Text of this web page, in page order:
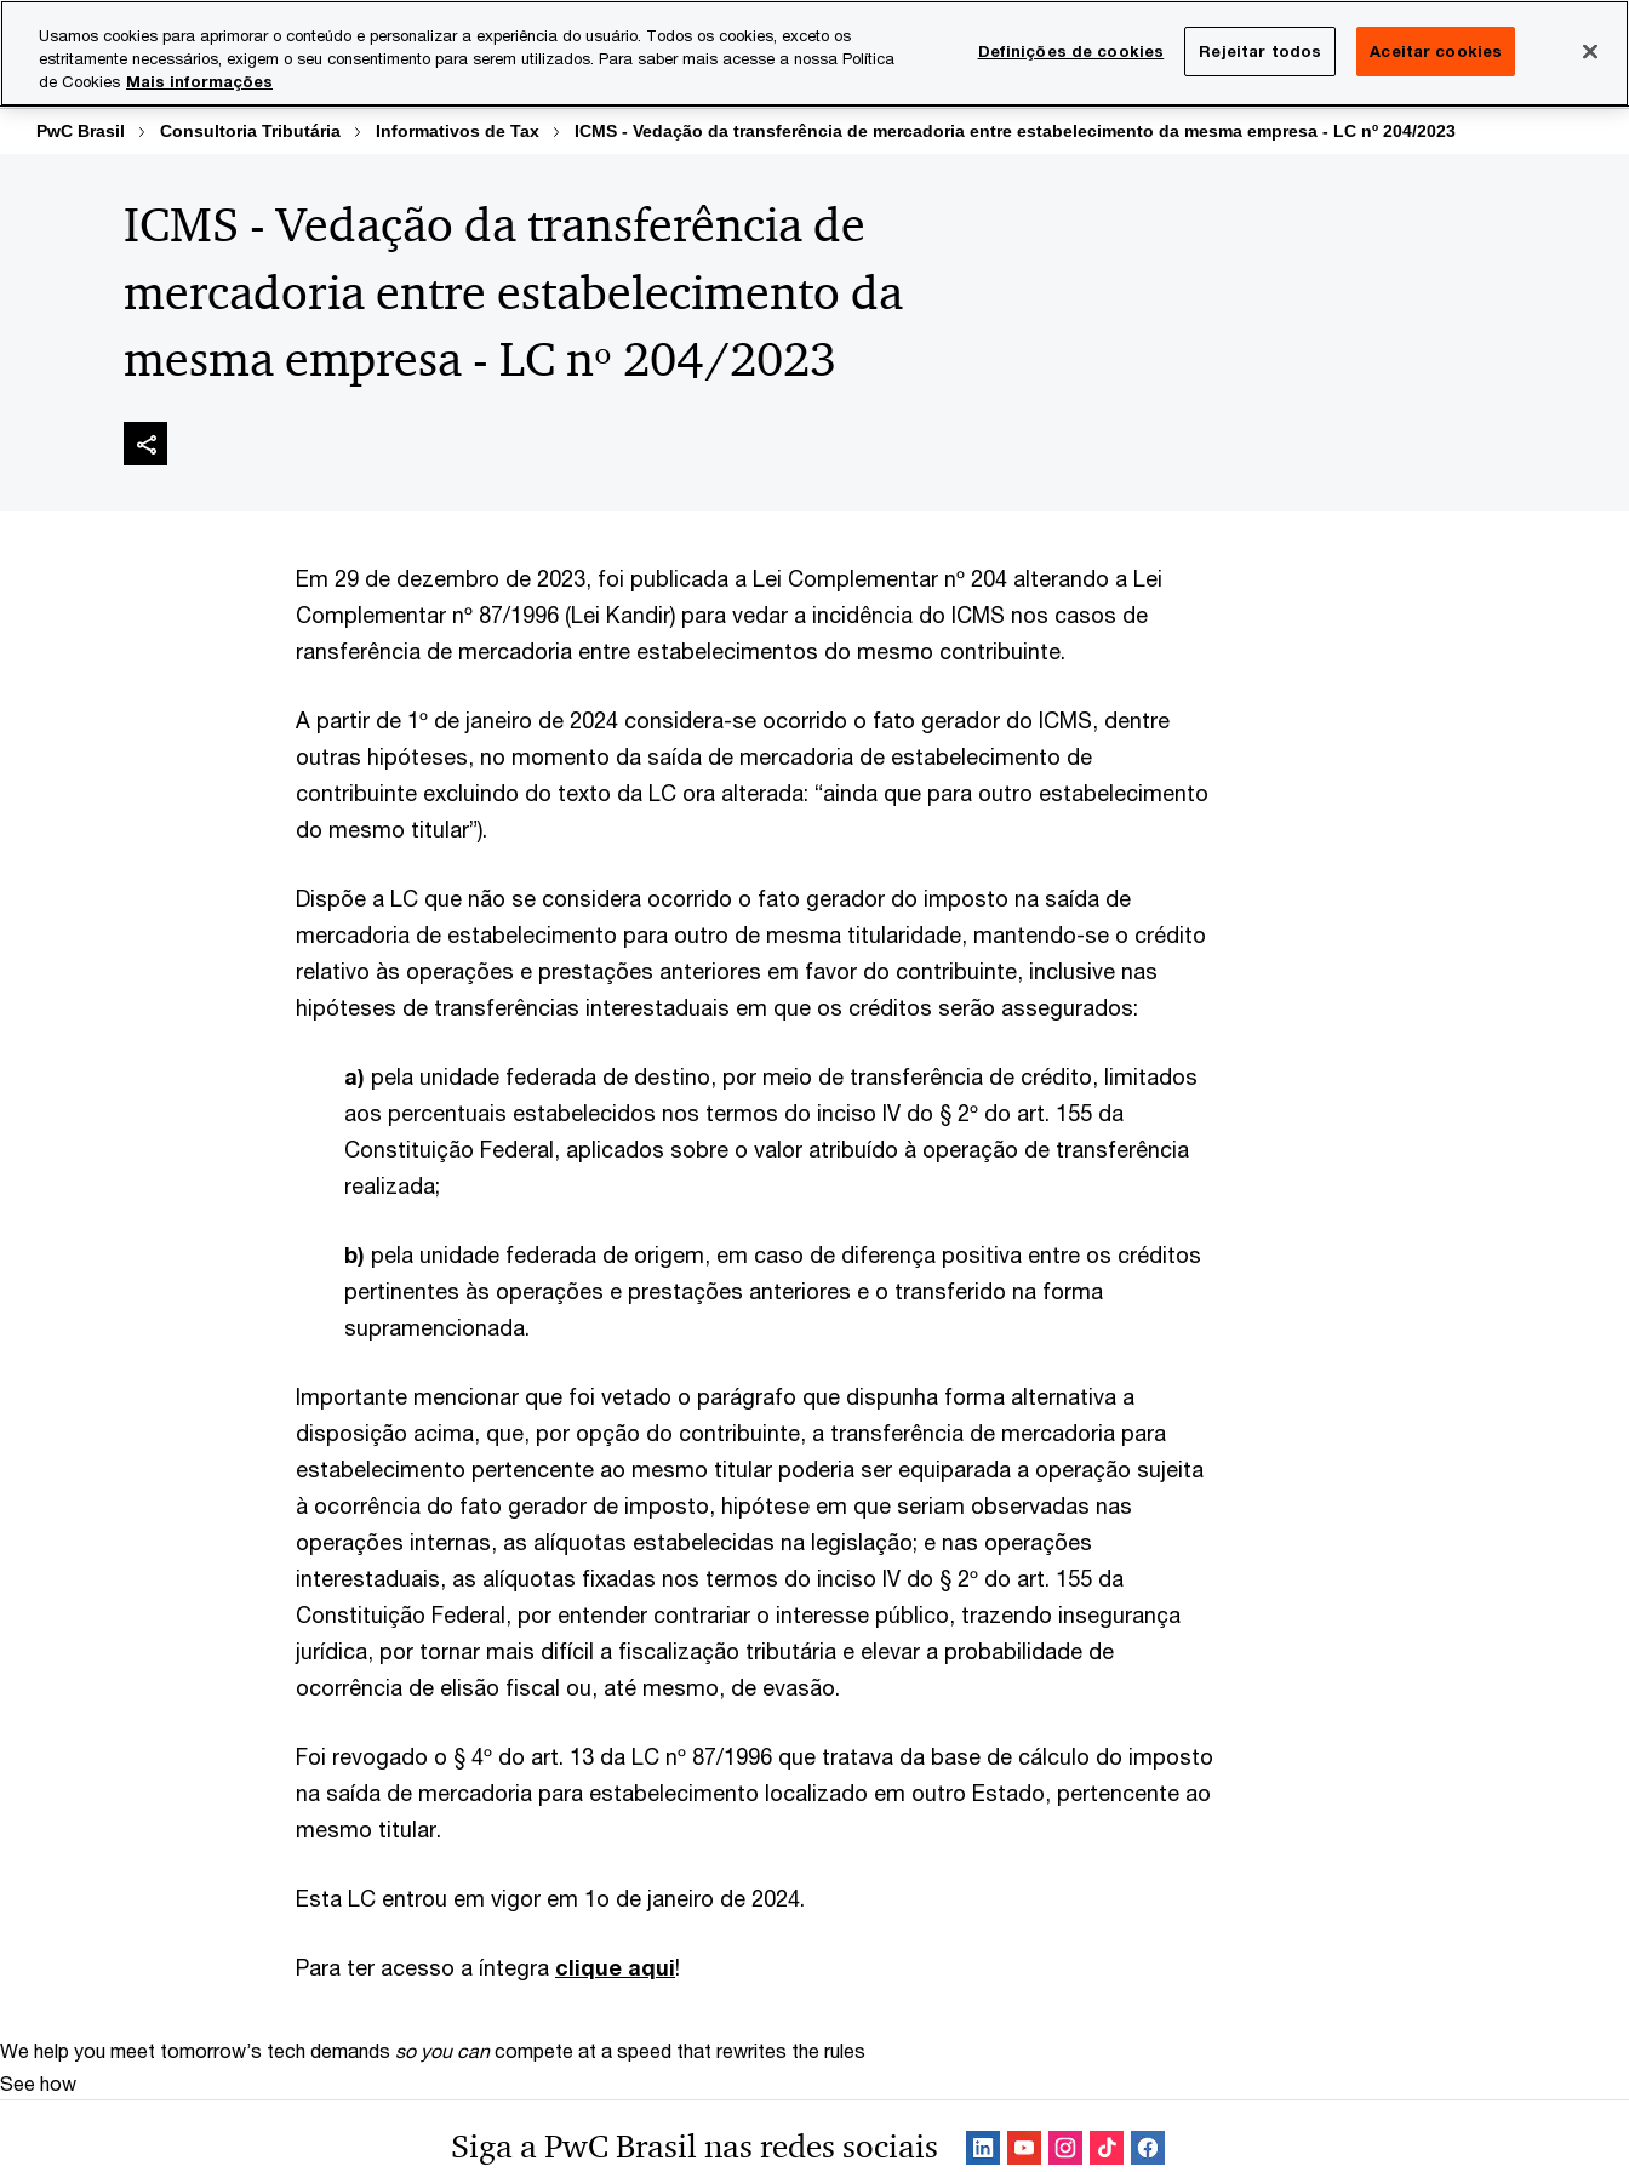
content
footer
Serviços Sala de imprensa
PwC Brasil Consultoria Tributária Informativos de Tax ICMS - Vedação da transferência de mercadoria entre estabelecimento da mesma empresa - LC nº 204/2023
ICMS - Vedação da transferência de
mercadoria entre estabelecimento da
mesma empresa - LC nº 204/2023
Em 29 de dezembro de 2023, foi publicada a Lei Complementar nº 204 alterando a Lei
Complementar nº 87/1996 (Lei Kandir) para vedar a incidência do ICMS nos casos de
ransferência de mercadoria entre estabelecimentos do mesmo contribuinte.
A partir de 1º de janeiro de 2024 considera-se ocorrido o fato gerador do ICMS, dentre
outras hipóteses, no momento da saída de mercadoria de estabelecimento de
contribuinte excluindo do texto da LC ora alterada: “ainda que para outro estabelecimento
do mesmo titular”).
Dispõe a LC que não se considera ocorrido o fato gerador do imposto na saída de
mercadoria de estabelecimento para outro de mesma titularidade, mantendo-se o crédito
relativo às operações e prestações anteriores em favor do contribuinte, inclusive nas
hipóteses de transferências interestaduais em que os créditos serão assegurados:
a) pela unidade federada de destino, por meio de transferência de crédito, limitados
aos percentuais estabelecidos nos termos do inciso IV do § 2º do art. 155 da
Constituição Federal, aplicados sobre o valor atribuído à operação de transferência
realizada;
b) pela unidade federada de origem, em caso de diferença positiva entre os créditos
pertinentes às operações e prestações anteriores e o transferido na forma
supramencionada.
Importante mencionar que foi vetado o parágrafo que dispunha forma alternativa a
disposição acima, que, por opção do contribuinte, a transferência de mercadoria para
estabelecimento pertencente ao mesmo titular poderia ser equiparada a operação sujeita
à ocorrência do fato gerador de imposto, hipótese em que seriam observadas nas
operações internas, as alíquotas estabelecidas na legislação; e nas operações
interestaduais, as alíquotas fixadas nos termos do inciso IV do § 2º do art. 155 da
Constituição Federal, por entender contrariar o interesse público, trazendo insegurança
jurídica, por tornar mais difícil a fiscalização tributária e elevar a probabilidade de
ocorrência de elisão fiscal ou, até mesmo, de evasão.
Foi revogado o § 4º do art. 13 da LC nº 87/1996 que tratava da base de cálculo do imposto
na saída de mercadoria para estabelecimento localizado em outro Estado, pertencente ao
mesmo titular.
Esta LC entrou em vigor em 1o de janeiro de 2024.
Para ter acesso a íntegra clique aqui!
We help you meet tomorrow’s tech demands so you can compete at a speed that rewrites the rules
See how
Siga a PwC Brasil nas redes sociais
Usamos cookies para aprimorar o conteúdo e personalizar a experiência do usuário. Todos os cookies, exceto os
estritamente necessários, exigem o seu consentimento para serem utilizados. Para saber mais acesse a nossa Política
de Cookies Mais informações
Definições de cookies Rejeitar todos Aceitar cookies